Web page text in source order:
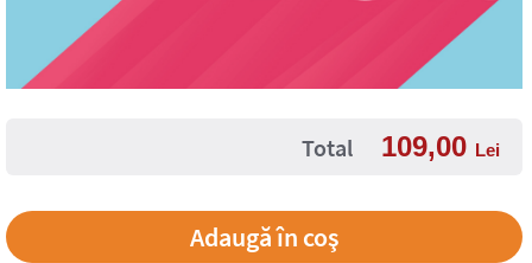
Total 109,00 Lei